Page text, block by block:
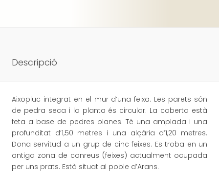
Descripció
Aixopluc integrat en el mur d’una feixa. Les parets són
de pedra seca i la planta és circular. La coberta està
feta a base de pedres planes. Té una amplada i una
profunditat d’1,50 metres i una alçària d’1,20 metres.
Dona servitud a un grup de cinc feixes. Es troba en un
antiga zona de conreus (feixes) actualment ocupada
per uns prats. Està situat al poble d’Arans.